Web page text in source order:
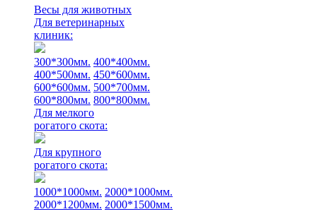
Весы для животных
Для ветеринарных
клиник:
300*300мм. 400*400мм.
400*500мм. 450*600мм.
600*600мм. 500*700мм.
600*800мм. 800*800мм.
Для мелкого
рогатого скота:
Для крупного
рогатого скота:
1000*1000мм. 2000*1000мм.
2000*1200мм. 2000*1500мм.